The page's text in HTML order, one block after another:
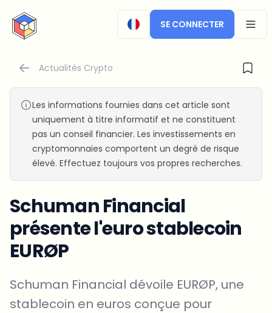
CryptoTicker
SE CONNECTER
Actualités Crypto
Les informations fournies dans cet article sont
uniquement à titre informatif et ne constituent
pas un conseil financier. Les investissements en
cryptomonnaies comportent un degré de risque
élevé. Effectuez toujours vos propres recherches.
Schuman Financial
présente l'euro stablecoin
EURØP
Schuman Financial dévoile EURØP, une
stablecoin en euros conçue pour